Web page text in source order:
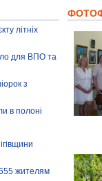
літніх
для ВПО та
з
в полоні
655 жителям